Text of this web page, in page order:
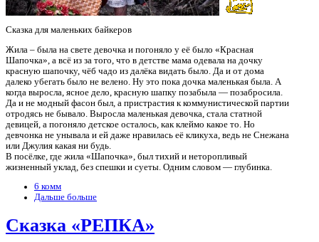
Сказка для маленьких байкеров
Жила – была на свете девочка и погоняло у её было «Красная
Шапочка», а всё из за того, что в детстве мама одевала на дочку
красную шапочку, чёб чадо из далёка видать было. Да и от дома
далеко убегать было не велено. Ну это пока дочка маленькая была. А
когда выросла, ясное дело, красную шапку позабыла — позабросила.
Да и не модный фасон был, а пристрастия к коммунистической партии
отродясь не бывало. Выросла маленькая девочка, стала статной
девицей, а погоняло детское осталось, как клеймо какое то. Но
девчонка не унывала и ей даже нравилась её кликуха, ведь не Снежана
или Джулия какая ни будь.
В посёлке, где жила «Шапочка», был тихий и неторопливый
жизненный уклад, без спешки и суеты. Одним словом — глубинка.
6 комм
Дальше больше
Сказка «РЕПКА»